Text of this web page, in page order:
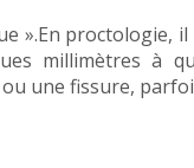
proctologie, il
millimètres à
une fissure,